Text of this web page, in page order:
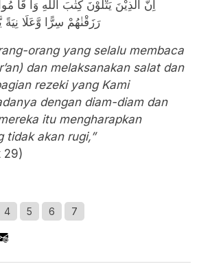
اِنَّ الَّذِيْنَ يَتْلُوْنَ كِتٰبَ اللّٰهِ وَاَ قَا
رَزَقْنٰهُمْ سِرًّا وَّعَلَا
orang yang selalu membaca
dan melaksanakan salat dan
rezeki yang Kami
dengan diam-diam dan
itu mengharapkan
tidak akan rugi,”
29)
4 5 6 7